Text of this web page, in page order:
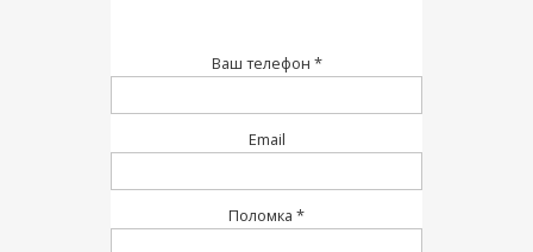
Ваш телефон *
Email
Поломка *